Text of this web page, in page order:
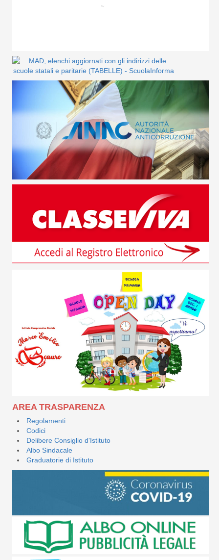
AREA TRASPARENZA
Regolamenti
Codici
Delibere Consiglio d'Istituto
Albo Sindacale
Graduatorie di Istituto